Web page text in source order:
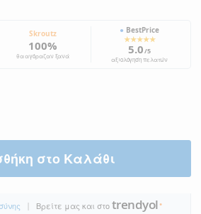
Skroutz
100%
θα αγόραζαν ξανά
● BestPrice
★★★★★
5.0/5
αξιολόγηση πελατών
στο Καλάθι
| Βρείτε μας και στο trendyol ●